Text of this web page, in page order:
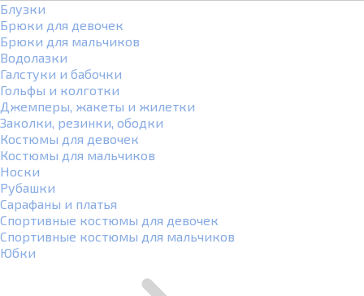
Блузки
Брюки для девочек
Брюки для мальчиков
Водолазки
Галстуки и бабочки
Гольфы и колготки
Джемперы, жакеты и жилетки
Заколки, резинки, ободки
Костюмы для девочек
Костюмы для мальчиков
Носки
Рубашки
Сарафаны и платья
Спортивные костюмы для девочек
Спортивные костюмы для мальчиков
Юбки